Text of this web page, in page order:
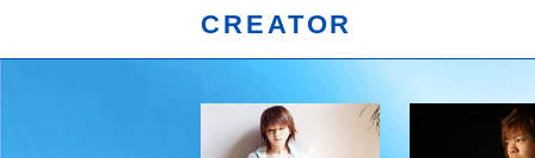
CREATOR